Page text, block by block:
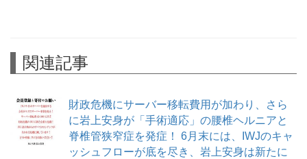
関連記事
財政危機にサーバー移転費用が加わり、さら
に岩上安身が「手術適応」の腰椎ヘルニアと
脊椎管狭窄症を発症！ 6月末には、IWJのキャ
ッシュフローが底を尽き、岩上安身は新たに